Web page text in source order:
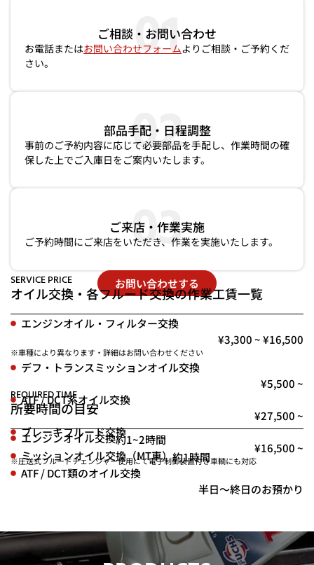
01
ご相談・お問い合わせ
お電話またはお問い合わせフォームより ご相談・ご予約くだ
さい。
02
部品手配・日程調整
事前のご予約内容に応じて必要部品を手配し、作業時間の確
保した上でご入庫日をご案内いたします。
03
ご来店・作業実施
ご予約時間にご来店をいただき、 作業を実施いたします。
お問い合わせする
SERVICE PRICE
オイル交換・各フルード交換の作業工賃一覧
エンジンオイル・フィルター交換
¥3,300 ~ ¥16,500
※車種により異なります・詳細はお問い合わせください
デフ・トランスミッションオイル交換
¥5,500 ~
ATF / DCT系オイル交換
¥27,500 ~
ブレーキフルード交換
¥16,500 ~
※圧送式フルードチェンジャー使用にて電子制御装置付き車輌にも対応
REQUIRED TIME
所要時間の目安
エンジンオイル交換約1~2時間
ミッションオイル交換（MT車）約1時間
ATF / DCT類のオイル交換
半日〜終日のお預かり